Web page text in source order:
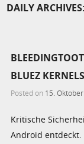
DAILY ARCHIVES:
BLUEZ
Posted on 15.
Kritische
Android